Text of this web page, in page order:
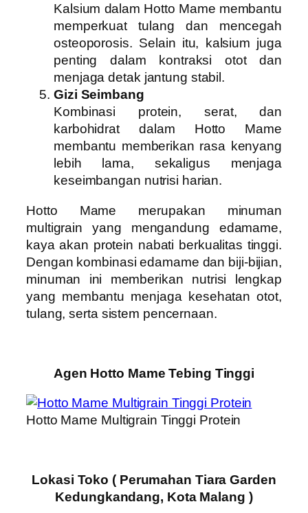
Kalsium dalam Hotto Mame membantu
memperkuat tulang dan mencegah
osteoporosis. Selain itu, kalsium juga
penting dalam kontraksi otot dan
menjaga detak jantung stabil.
Gizi Seimbang
Kombinasi protein, serat, dan
karbohidrat dalam Hotto Mame
membantu memberikan rasa kenyang
lebih lama, sekaligus menjaga
keseimbangan nutrisi harian.
Hotto Mame merupakan minuman
multigrain yang mengandung edamame,
kaya akan protein nabati berkualitas tinggi.
Dengan kombinasi edamame dan biji-bijian,
minuman ini memberikan nutrisi lengkap
yang membantu menjaga kesehatan otot,
tulang, serta sistem pencernaan.
Agen Hotto Mame Tebing Tinggi
Hotto Mame Multigrain Tinggi Protein
Lokasi Toko ( Perumahan Tiara Garden
Kedungkandang, Kota Malang )